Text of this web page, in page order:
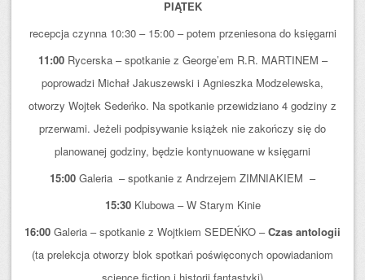
PIĄTEK
recepcja czynna 10:30 – 15:00 – potem przeniesona do księgarni
11:00Rycerska – spotkanie z George’em R.R. MARTINEM –
poprowadzi Michał Jakuszewski i Agnieszka Modzelewska,
otworzy Wojtek Sedeńko. Na spotkanie przewidziano 4 godziny z
przerwami. Jeżeli podpisywanie książek nie zakończy się do
planowanej godziny, będzie kontynuowane w księgarni
15:00 Galeria – spotkanie z Andrzejem ZIMNIAKIEM –
15:30 Klubowa – W Starym Kinie
16:00 Galeria – spotkanie z Wojtkiem SEDEŃKO –Czas antologii
(ta prelekcja otworzy blok spotkań poświęconych opowiadaniom
science fiction i historii fantastyki)